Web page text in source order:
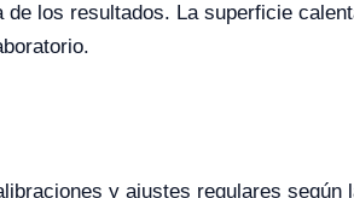
los resultados. La superficie
y ajustes regulares según